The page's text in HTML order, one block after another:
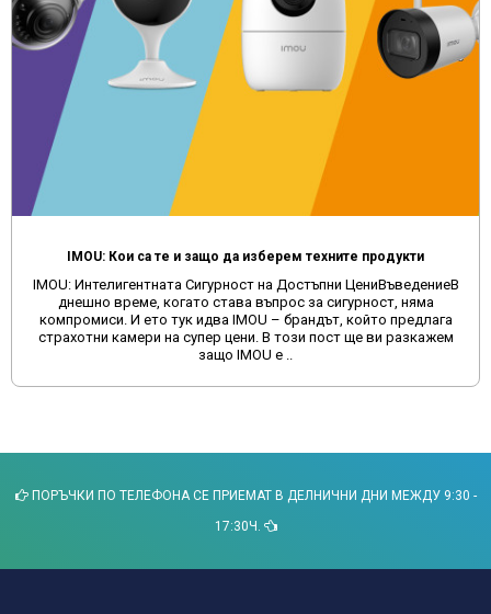
IMOU: Кои са те и защо да изберем техните продукти
IMOU: Интелигентната Сигурност на Достъпни ЦениВъведениеВ
днешно време, когато става въпрос за сигурност, няма
компромиси. И ето тук идва IMOU – брандът, който предлага
страхотни камери на супер цени. В този пост ще ви разкажем
защо IMOU е ..
ПОРЪЧКИ ПО ТЕЛЕФОНА СЕ ПРИЕМАТ В ДЕЛНИЧНИ ДНИ МЕЖДУ 9:30 -
17:30Ч.